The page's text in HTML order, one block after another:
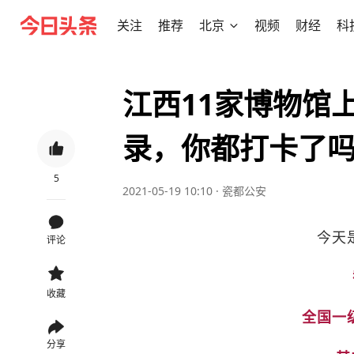
关注 推荐 北京 视频 财经 科
5
评论
收藏
分享
江西11家博物馆
录，你都打卡了
2021-05-19 10:10 · 瓷都公安
今天
全国一